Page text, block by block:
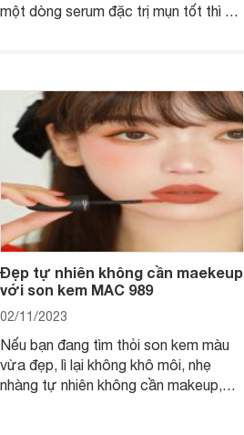
một dòng serum đặc trị mụn tốt thì bài
Đẹp tự nhiên không cần maekeup
với son kem MAC 989
02/11/2023
Nếu bạn đang tìm thỏi son kem màu
vừa đẹp, lì lại không khô môi, nhẹ
nhàng tự nhiên không cần makeup,